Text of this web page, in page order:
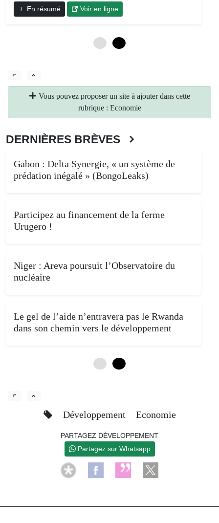
En résumé Voir en ligne
Vous pouvez proposer un site à ajouter dans cette
rubrique : Economie
DERNIÈRES BRÈVES
Gabon : Delta Synergie, « un système de
prédation inégalé » (BongoLeaks)
Participez au financement de la ferme
Urugero !
Niger : Areva poursuit l’Observatoire du
nucléaire
Le gel de l’aide n’entravera pas le Rwanda
dans son chemin vers le développement
Développement Economie
PARTAGEZ DÉVELOPPEMENT
Partagez sur Whatsapp